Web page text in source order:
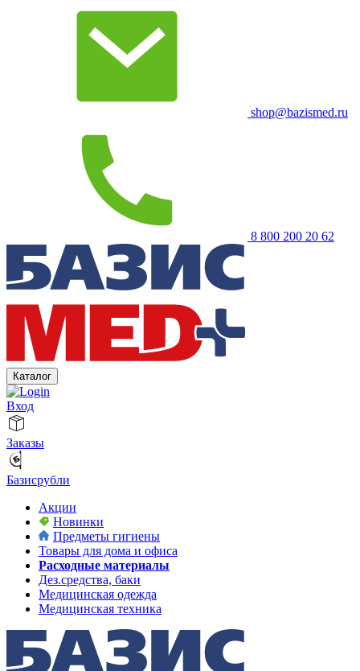
shop@bazismed.ru
8 800 200 20 62
Каталог
Вход
Заказы
Базисрубли
Акции
Новинки
Предметы гигиены
Товары для дома и офиса
Расходные материалы
Дез.средства, баки
Медицинская одежда
Медицинская техника